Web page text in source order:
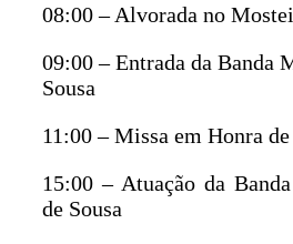
08:00 – Alvorada no
09:00 – Entrada da Banda
Sousa
11:00 – Missa em Honra
15:00 – Atuação da
de Sousa